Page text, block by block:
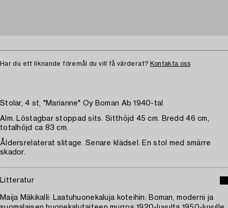
Har du ett liknande föremål du vill få värderat? Kontakta oss
Stolar, 4 st, "Marianne" Oy Boman Ab 1940-tal
Alm. Löstagbar stoppad sits. Sitthöjd 45 cm. Bredd 46 cm,
totalhöjd ca 83 cm.
Åldersrelaterat slitage. Senare klädsel. En stol med smärre
skador.
Litteratur
Maija Mäkikalli: Laatuhuonekaluja koteihin: Boman, moderni ja